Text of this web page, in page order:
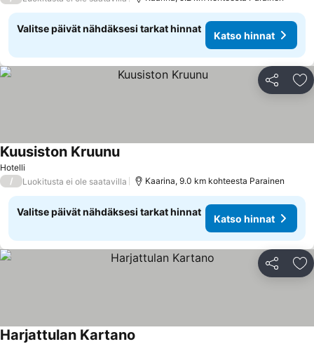
Valitse päivät nähdäksesi tarkat hinnat
Katso hinnat
Jaa
Hotelli
Kuusiston Kruunu
/ Luokitusta ei ole saatavilla Kaarina, 9.0 km kohteesta Parainen
Valitse päivät nähdäksesi tarkat hinnat
Katso hinnat
Jaa
Harjattulan Kartano